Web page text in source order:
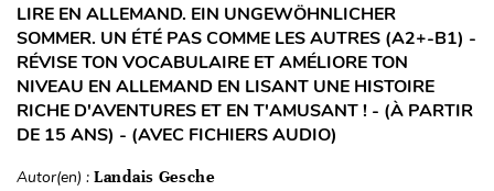
LIRE EN ALLEMAND. EIN UNGEWÖHNLICHER
SOMMER. UN ÉTÉ PAS COMME LES AUTRES (A2+-B1) -
RÉVISE TON VOCABULAIRE ET AMÉLIORE TON
NIVEAU EN ALLEMAND EN LISANT UNE HISTOIRE
RICHE D'AVENTURES ET EN T'AMUSANT ! - (À PARTIR
DE 15 ANS) - (AVEC FICHIERS AUDIO)
Autor(en) : Landais Gesche